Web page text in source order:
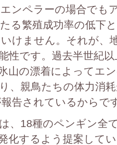
ンペラーの場合でも
る繁殖成功率の低下
けません。それが、
性です。過去半世紀
山の漂着によってエ
、親鳥たちの体力消
告されているからで
、18種のペンギン全
化するよう提案して